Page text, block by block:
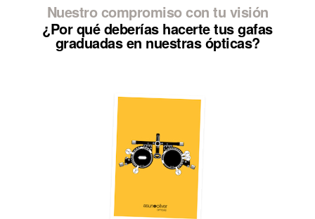
Nuestro compromiso con tu visión
¿Por qué deberías hacerte tus gafas
graduadas en nuestras ópticas?